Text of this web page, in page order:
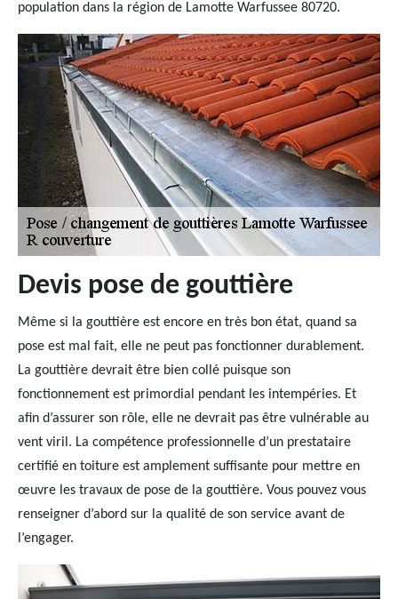
population dans la région de Lamotte Warfussee 80720.
Devis pose de gouttière
Même si la gouttière est encore en très bon état, quand sa
pose est mal fait, elle ne peut pas fonctionner durablement.
La gouttière devrait être bien collé puisque son
fonctionnement est primordial pendant les intempéries. Et
afin d’assurer son rôle, elle ne devrait pas être vulnérable au
vent viril. La compétence professionnelle d’un prestataire
certifié en toiture est amplement suffisante pour mettre en
œuvre les travaux de pose de la gouttière. Vous pouvez vous
renseigner d’abord sur la qualité de son service avant de
l’engager.